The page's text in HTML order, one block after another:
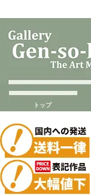
トップ